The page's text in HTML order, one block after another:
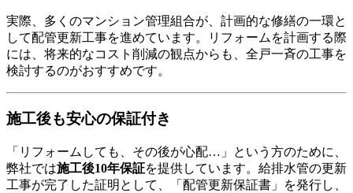
実際、多くのマンション管理組合が、計画的な修繕の一環と
して配管更新工事を進めています。リフォームを計画する際
には、将来的なコスト削減の観点からも、全戸一斉の工事を
検討するのがおすすめです。
施工後も安心の保証付き
「リフォームしても、その後が心配…」という方のために、
弊社では施工後10年保証を提供しています。給排水管の更新
工事が完了した証明として、「配管更新保証書」を発行し、